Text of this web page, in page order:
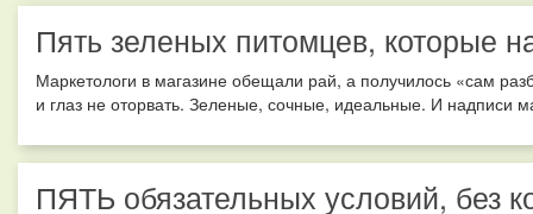
Пять зеленых питомцев, которые
Маркетологи в магазине обещали рай, а получилось «сам
и глаз не оторвать. Зеленые, сочные, идеальные. И надписи
ПЯТЬ обязательных условий, без